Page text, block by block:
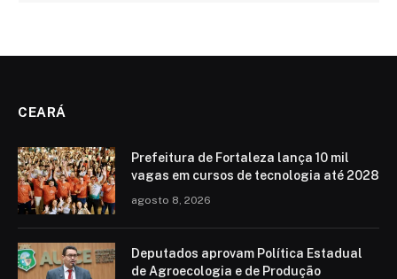
CEARÁ
Prefeitura de Fortaleza lança 10 mil
vagas em cursos de tecnologia até 2028
agosto 8, 2026
Deputados aprovam Política Estadual
de Agroecologia e de Produção